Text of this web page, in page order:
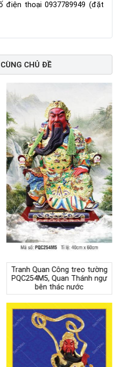
điện thoại 0937789949 (đặt
CHỦ ĐỀ
Tranh Quan Công treo tường
PQC254M5, Quan Thánh ngự
bên thác nước